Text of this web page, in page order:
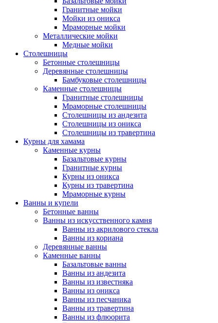
Гранитные мойки
Мойки из оникса
Мраморные мойки
Металлические мойки
Медные мойки
Столешницы
Бетонные столешницы
Деревянные столешницы
Бамбуковые столешницы
Каменные столешницы
Гранитные столешницы
Мраморные столешницы
Столешницы из андезита
Столешницы из оникса
Столешницы из травертина
Курны для хамама
Каменные курны
Базальтовые курны
Гранитные курны
Курны из оникса
Курны из травертина
Мраморные курны
Ванны и купели
Бетонные ванны
Ванны из искусственного камня
Ванны из акрилового стекла
Ванны из кориана
Деревянные ванны
Каменные ванны
Базальтовые ванны
Ванны из андезита
Ванны из известняка
Ванны из оникса
Ванны из песчаника
Ванны из травертина
Ванны из флюорита